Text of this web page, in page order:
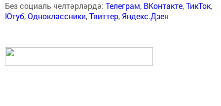
Без социаль челтәрләрдә: Телеграм, ВКонтакте,ТикТок,
Ютуб,Одноклассники,Твиттер, Яндекс.Дзен